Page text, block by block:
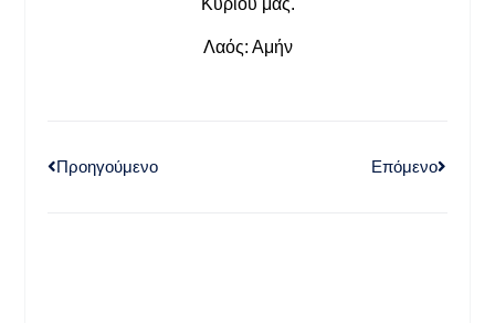
Κυρίου μας.
Λαός: Αμήν
Προηγούμενο Επόμενο